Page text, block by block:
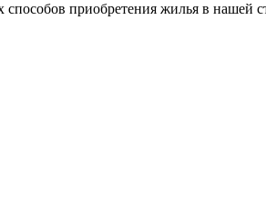
приобретения жилья в